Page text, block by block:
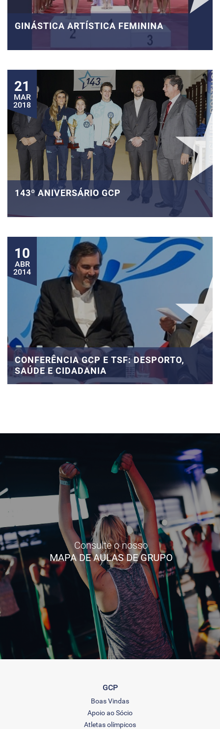
GINÁSTICA ARTÍSTICA FEMININA
21
MAR
2018
143º ANIVERSÁRIO GCP
10
ABR
2014
CONFERÊNCIA GCP E TSF: DESPORTO,
SAÚDE E CIDADANIA
Consulte o nosso
MAPA DE AULAS DE GRUPO
GCP
Boas Vindas
Apoio ao Sócio
Atletas olímpicos